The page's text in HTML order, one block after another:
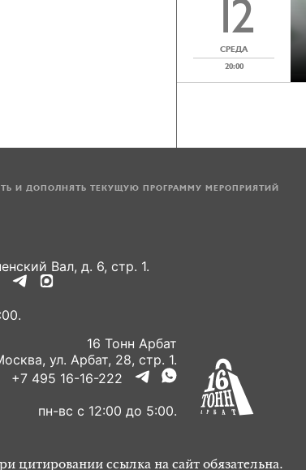
12
СРЕДА
20:00
И ДОПОЛНЯТЬ ТЕКУЩУЮ ПРОГРАММУ МЕРОПРИЯТИЙ
Вал, д. 6, стр. 1.
16 Тонн Арбат
ул. Арбат, 28, стр. 1.
+7 495 16-16-222
пн-вс с 12:00 до 5:00.
цитировании ссылка на сайт обязательна.